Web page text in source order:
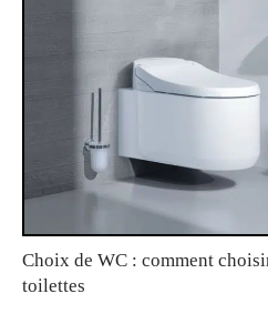
Choix de WC : comment
toilettes